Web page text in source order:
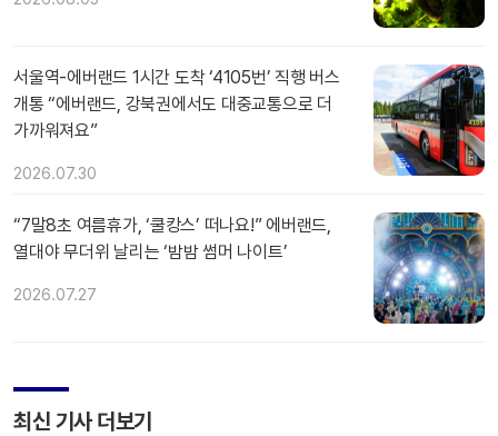
서울역-에버랜드 1시간 도착 ‘4105번’ 직행 버스
개통 “에버랜드, 강북권에서도 대중교통으로 더
가까워져요”
2026.07.30
“7말8초 여름휴가, ‘쿨캉스’ 떠나요!” 에버랜드,
열대야 무더위 날리는 ‘밤밤 썸머 나이트’
2026.07.27
최신 기사 더보기